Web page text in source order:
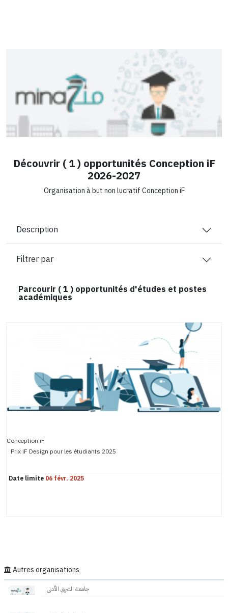
Découvrir ( 1 ) opportunités Conception iF
2026-2027
Organisation à but non lucratif Conception iF
Description
Filtrer par
Parcourir (1 ) opportunités d'études et postes
académiques
Conception iF
Prix iF Design pour les étudiants 2025
Date limite 06 févr. 2025
Autres organisations
جامعة الشرق الأدنى